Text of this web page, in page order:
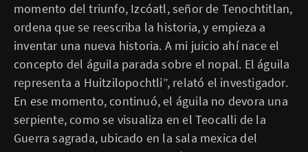
momento del triunfo, Izcóatl, señor de Tenochtitlan,
ordena que se reescriba la historia, y empieza a
inventar una nueva historia. A mi juicio ahí nace el
concepto del águila parada sobre el nopal. El águila
representa a Huitzilopochtli”, relató el investigador.
En ese momento, continuó, el águila no devora una
serpiente, como se visualiza en el Teocalli de la
Guerra sagrada, ubicado en la sala mexica del